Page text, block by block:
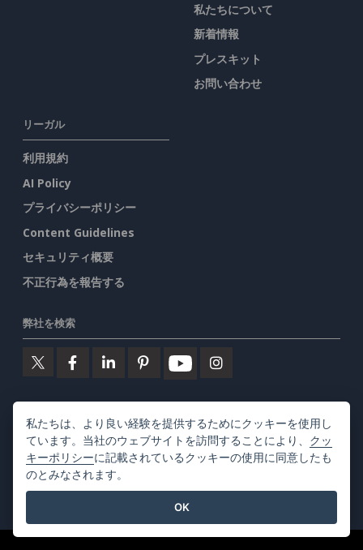
私たちについて
新着情報
プレスキット
お問い合わせ
リーガル
利用規約
AI Policy
プライバシーポリシー
Content Guidelines
セキュリティ概要
不正行為を報告する
弊社を検索
注目の製品
ビジュアルパラダイム・オンライン
ビジュアルパラダイムデスクトップ
私たちは、より良い経験を提供するためにクッキーを使用し
ています。当社のウェブサイトを訪問することにより、 クッ
キーポリシーに記載されているクッキーの使用に同意したも
のとみなされます。
OK